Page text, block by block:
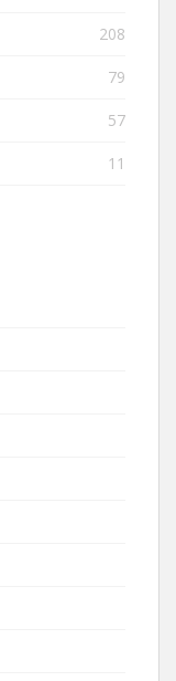
208
79
57
11